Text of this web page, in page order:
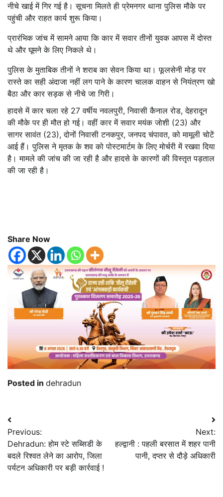
नीचे खाई में गिर गई है। सूचना मिलते ही प्रेमनगर थाना पुलिस मौके पर
पहुंची और राहत कार्य शुरू किया।
प्रारंभिक जांच में सामने आया कि कार में सवार तीनों युवक आपस में दोस्त
थे और घूमने के लिए निकले थे।
पुलिस के मुताबिक तीनों ने शराब का सेवन किया था। फूलसेनी मोड़ पर
रास्ते का सही अंदाजा नहीं लग पाने के कारण चालक वाहन से नियंत्रण खो
बैठा और कार सड़क से नीचे जा गिरी।
हादसे में कार चला रहे 27 वर्षीय नवलपुरी, निवासी कैनाल रोड, देहरादून
की मौके पर ही मौत हो गई। वहीं कार में सवार मयंक जोशी (23) और
सागर सावंत (23), दोनों निवासी टनकपुर, जनपद चंपावत, को मामूली चोटें
आई हैं। पुलिस ने मृतक के शव को पोस्टमार्टम के लिए मोर्चरी में रखवा दिया
है। मामले की जांच की जा रही है और हादसे के कारणों की विस्तृत पड़ताल
की जा रही है।
Share Now
Posted in dehradun
Post
navigation
Previous:
Dehradun: होम स्टे सब्सिडी के
बदले रिश्वत लेने का आरोप, जिला
पर्यटन अधिकारी पर बड़ी कार्रवाई !
Next:
हल्द्वानी : पहली बरसात में शहर पानी
पानी, दप्तर से दौड़े अधिकारी